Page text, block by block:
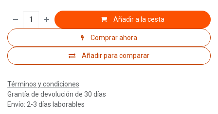
Añadir a la cesta
Comprar ahora
Añadir para comparar
Términos y condiciones
Grantía de devolución de 30 días
Envío: 2-3 días laborables